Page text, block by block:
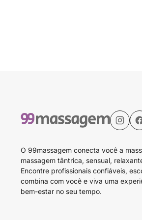
O 99massagem conecta você a
massagem tântrica, sensual,
Encontre profissionais confiáveis,
combina com você e viva uma
bem-estar no seu tempo.